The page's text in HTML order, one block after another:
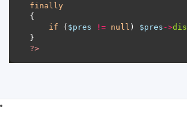
finally
if ( $pres != null ) $pres ->
?>